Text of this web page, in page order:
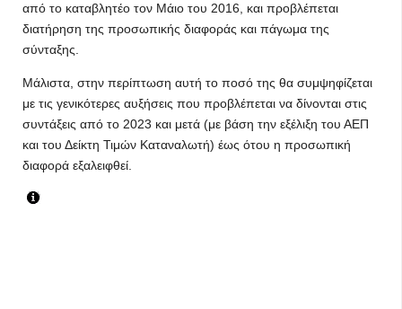
από το καταβλητέο τον Μάιο του 2016, και προβλέπεται
διατήρηση της προσωπικής διαφοράς και πάγωμα της
σύνταξης.
Μάλιστα, στην περίπτωση αυτή το ποσό της θα συμψηφίζεται
με τις γενικότερες αυξήσεις που προβλέπεται να δίνονται στις
συντάξεις από το 2023 και μετά (με βάση την εξέλιξη του ΑΕΠ
και του Δείκτη Τιμών Καταναλωτή) έως ότου η προσωπική
διαφορά εξαλειφθεί.